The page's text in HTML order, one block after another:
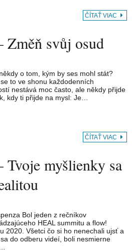
ČÍTAŤ VIAC
Změň svůj osud
o tom, kým by ses mohl stát?
to ve shonu každodenních
nestává moc často, ale někdy přijde
kdy ti přijde na mysl: Je…
ČÍTAŤ VIAC
Tvoje myšlienky sa
Bol jeden z rečníkov
HEAL summitu a flow!
2020. Všetci čo si ho nenechali ujsť a
do odberu videí, boli nesmierne